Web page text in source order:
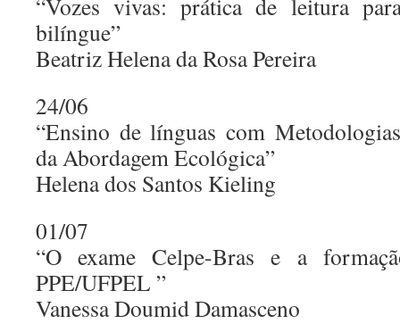
“Vozes vivas: prática de leitura
bilíngue”
Beatriz Helena da Rosa Pereira
24/06
“Ensino de línguas com
da Abordagem Ecológica”
Helena dos Santos Kieling
01/07
“O exame Celpe-Bras e a
PPE/UFPEL ”
Vanessa Doumid Damasceno